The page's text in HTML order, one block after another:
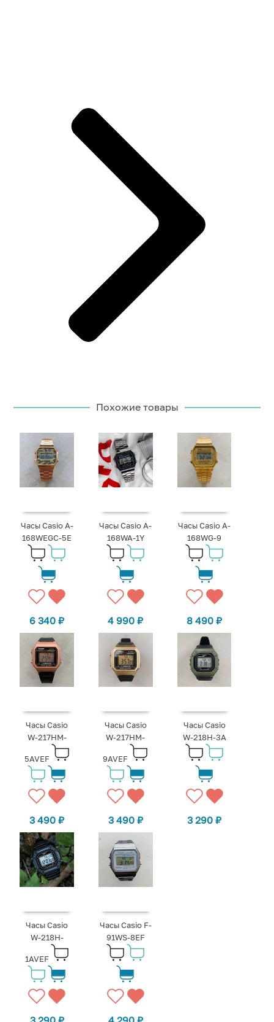
Похожие товары
Часы Casio A-
168WEGC-5E
6 340₽
Часы Casio A-
168WA-1Y
4 990₽
Часы Casio A-
168WG-9
8 490₽
Часы Casio
W-217HM-
5AVEF
3 490₽
Часы Casio
W-217HM-
9AVEF
3 490 ₽
Часы Casio
W-218H-3A
3 290₽
Часы Casio
W-218H-
1AVEF
Часы Casio F-
91WS-8EF